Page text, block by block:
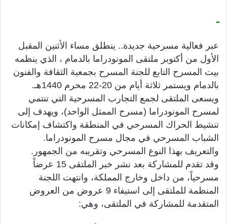
ـ
عبر فعالية مسرحية جديدة.. ينطلق مساء الأثنين المقبل
الأول من أكتوبر ملتقى المونودراما بالدمام ، الذي ينظمه
بيت المسرح التابع للجنة المسرح بجمعية الثقافة والفنون
بالدمام ويستمر ثلاثة أيام من 20-22 محرم 1440هـ.
ويسعى الملتقى لجمع التجارب المسرحية التي تنتمي
لمسرح المونودراما (مسرح الممثل الواحد)، ويهدف إلى
تنشيط الحراك المسرحي في المنطقة واكتشاف إمكانات
الشباب المسرحي في مجال مسرح المونودراما.
والتعريف بهذا النوع المسرحي وتقريبه من الجمهور.
وقد ت
قدم للمشاركة بعد نشر خبر الملتقى 15 عرضاً
مسرحياً، من داخل وخارج المملكة، وانتهت اللجنة
المنظمة للملتقى إلى استيفاء 9 عروض من العروض
المتقدمة للمشاركة في الملتقى، وهي: